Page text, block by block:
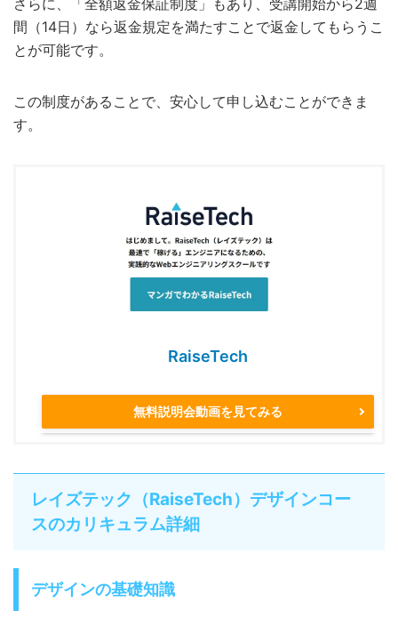
間（14日）なら返金規定を満たすことで返金してもらうこ
とが可能です。
この制度があることで、安心して申し込むことができま
す。
RaiseTech
無料説明会動画を見てみる
レイズテック（RaiseTech）デザインコー
スのカリキュラム詳細
デザインの基礎知識